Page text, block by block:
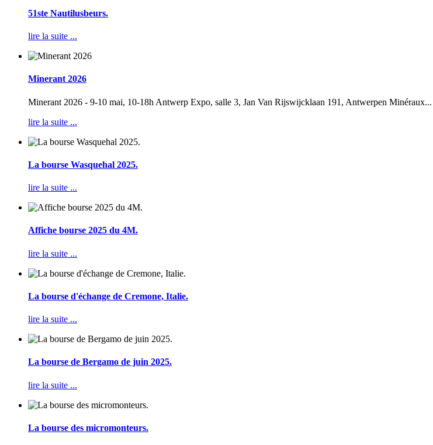
51ste Nautilusbeurs.
lire la suite ...
Minerant 2026
Minerant 2026 - 9-10 mai, 10-18h Antwerp Expo, salle 3, Jan Van Rijswijcklaan 191, Antwerpen Minéraux...
lire la suite ...
La bourse Wasquehal 2025.
lire la suite ...
Affiche bourse 2025 du 4M.
lire la suite ...
La bourse d'échange de Cremone, Italie.
lire la suite ...
La bourse de Bergamo de juin 2025.
lire la suite ...
La bourse des micromonteurs.